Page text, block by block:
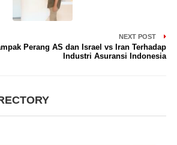
NEXT POST
Perang AS dan Israel vs Iran Terhadap
Industri Asuransi Indonesia